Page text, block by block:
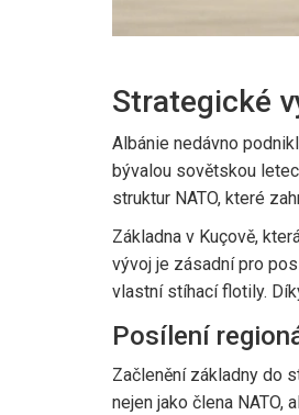
Strategické
Albánie nedávno
bývalou sovětskou
struktur NATO, které
Základna v Kuçově,
vývoj je zásadní pro
vlastní stíhací flotily.
Posílení
Začlenění základny do
nejen jako člena